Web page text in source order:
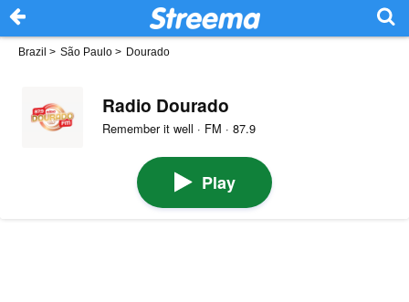
Brazil > São Paulo > Dourado
Radio Dourado
Remember it well · FM · 87.9
Play